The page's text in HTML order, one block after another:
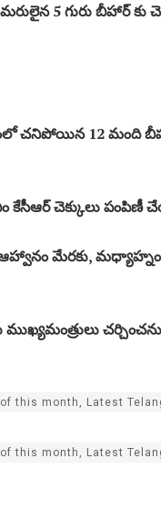
5 గురు బీహార్ కు
చనిపోయిన 12 మంది
చెక్కులు పంపిణీ
మేరకు, మధ్యాహ్నం
this month, Latest
this month, Latest